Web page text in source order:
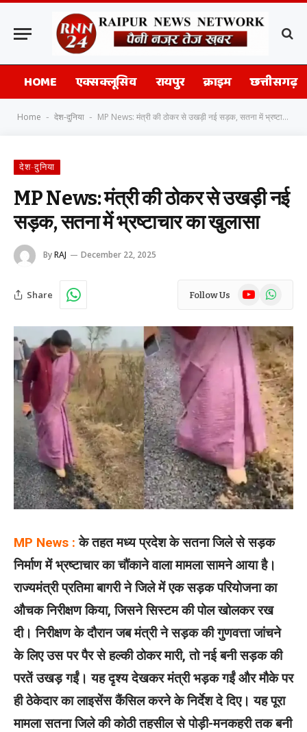
HOME एक्सक्लूसिव रायपुर क्राइम छत्तीसगढ़
Home - देश-दुनिया - MP News: मंत्री की ठोकर से उखड़ी नई सड़क, सतना में भ्रष्टाचार का खुलासा
देश-दुनिया
MP News: मंत्री की ठोकर से उखड़ी नई
सड़क, सतना में भ्रष्टाचार का खुलासा
ByRAJ December 22, 2025
Share Follow Us YouTubeWhatsApp
MP News : के तहत मध्य प्रदेश के सतना जिले से सड़क
निर्माण में भ्रष्टाचार का चौंकाने वाला मामला सामने आया है।
राज्यमंत्री प्रतिमा बागरी ने जिले में एक सड़क परियोजना का
औचक निरीक्षण किया, जिसने सिस्टम की पोल खोलकर रख
दी। निरीक्षण के दौरान जब मंत्री ने सड़क की गुणवत्ता जांचने
के लिए उस पर पैर से हल्की ठोकर मारी, तो नई बनी सड़क की
परतें उखड़ गईं। यह दृश्य देखकर मंत्री भड़क गईं और मौके पर
ही ठेकेदार का लाइसेंस कैंसिल करने के निर्देश दे दिए। यह पूरा
मामला सतना जिले की कोठी तहसील से पोड़ी-मनकहरी तक बनी